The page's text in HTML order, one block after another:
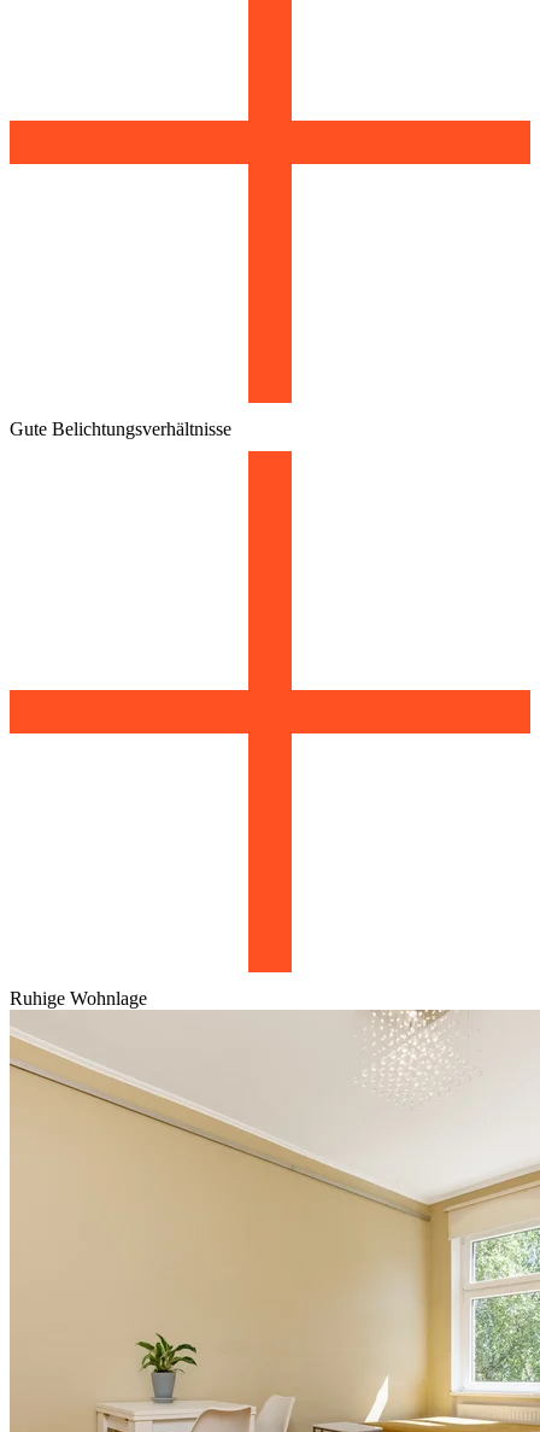
Gute Belichtungsverhältnisse
Ruhige Wohnlage